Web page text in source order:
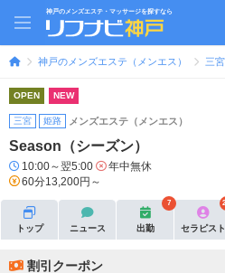
神戸のメンズエステ・マッサージを探すなら
神戸のメンズエステ（メンエス） 三
OPEN NEW
三宮 姫路 メンズエステ（メンエス）
Season（シーズン）
10:00～翌5:00
年中無休
60分13,200円～
トップ ニュース 出勤
7
セラピスト
割引クーポン